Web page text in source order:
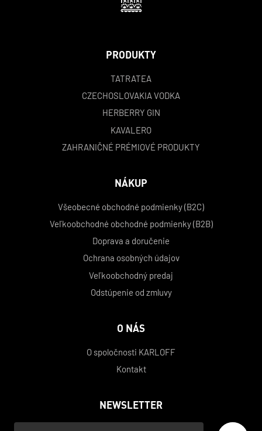
PRODUKTY
TATRATEA
CZECHOSLOVAKIA VODKA
HERBERRY GIN
KAVALERO
ZAHRANIČNÉ PRÉMIOVÉ PRODUKTY
NÁKUP
Všeobecné obchodné podmienky (B2C)
Veľkoobchodné obchodné podmienky (B2B)
Doprava a doručenie
Ochrana osobných údajov
Veľkoobchodný predaj
Odstúpenie od zmluvy
O NÁS
O spoločnosti KARLOFF
Kontakt
NEWSLETTER